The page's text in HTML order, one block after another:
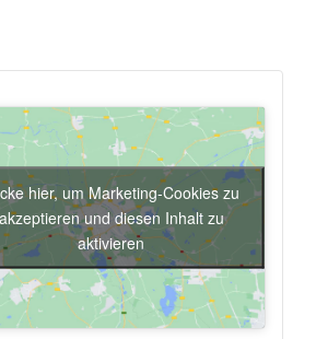
hier, um Marketing-Cookies zu
akzeptieren und diesen Inhalt zu
aktivieren